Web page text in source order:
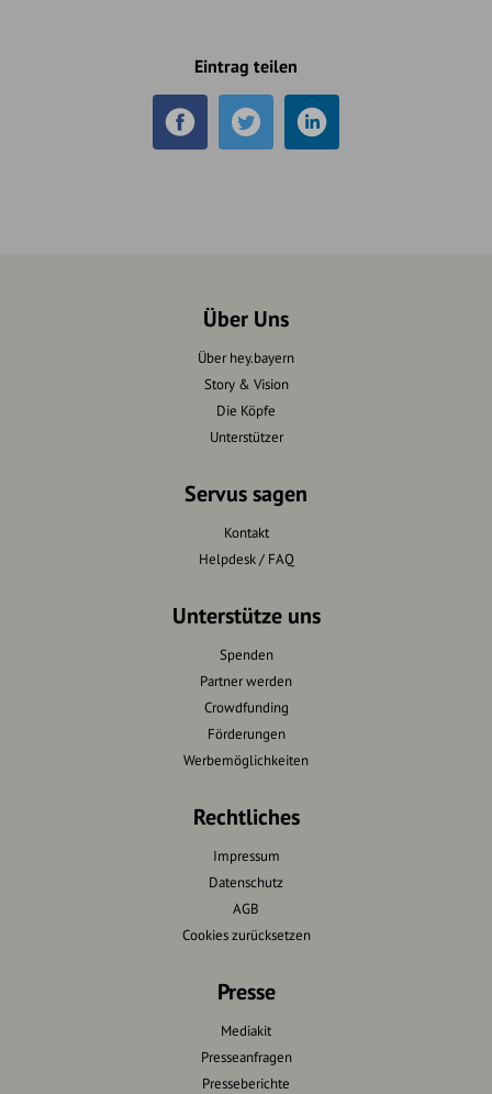
Eintrag teilen
Über Uns
Über hey.bayern
Story & Vision
Die Köpfe
Unterstützer
Servus sagen
Kontakt
Helpdesk / FAQ
Unterstütze uns
Spenden
Partner werden
Crowdfunding
Förderungen
Werbemöglichkeiten
Rechtliches
Impressum
Datenschutz
AGB
Cookies zurücksetzen
Presse
Mediakit
Presseanfragen
Presseberichte